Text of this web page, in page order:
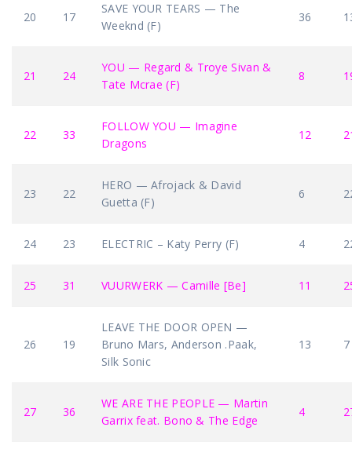
20 17
SAVE YOUR TEARS — The
Weeknd (F)
36
21 24
YOU — Regard & Troye Sivan &
Tate Mcrae (F)
8
22 33
FOLLOW YOU — Imagine
Dragons
12
23 22
HERO — Afrojack & David
Guetta (F)
6
24 23 ELECTRIC – Katy Perry (F) 4
25 31 VUURWERK — Camille [Be] 11
26 19
LEAVE THE DOOR OPEN —
Bruno Mars, Anderson .Paak,
Silk Sonic
13 7
27 36
WE ARE THE PEOPLE — Martin
Garrix feat. Bono & The Edge
4